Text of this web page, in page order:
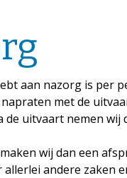
aan nazorg is per
met de
de uitvaart nemen
wij dan een
andere zaken